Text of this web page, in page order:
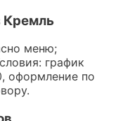
Кремль
меню;
график
оформление по